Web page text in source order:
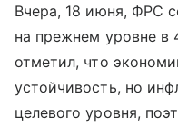
Вчера, 18 июня, ФРС
на прежнем уровне в
отметил, что
устойчивость, но
целевого уровня,